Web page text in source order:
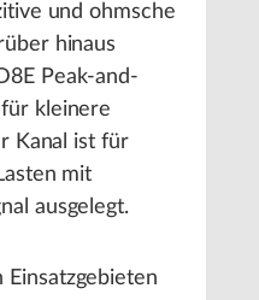
und ohmsche
hinaus
Peak-and-
kleinere
Kanal ist für
mit
ausgelegt.
Einsatzgebieten